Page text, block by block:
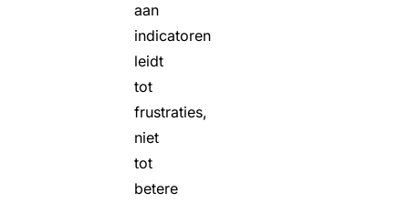
aan
indicatoren
leidt
tot
frustraties,
niet
tot
betere